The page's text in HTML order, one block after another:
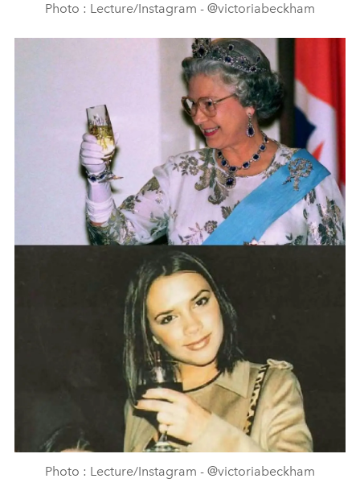
Photo : Lecture/Instagram - @victoriabeckham
Photo : Lecture/Instagram - @victoriabeckham